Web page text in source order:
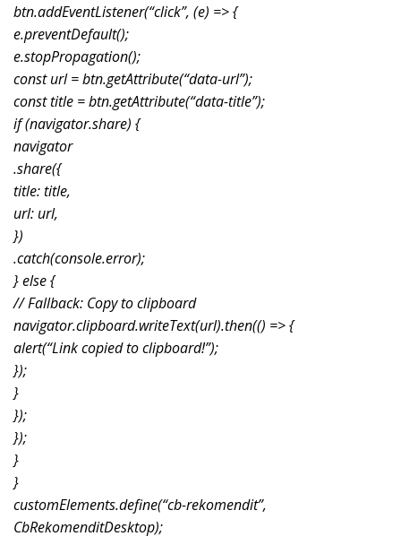
btn.addEventListener(“click”, (e) => {
e.preventDefault();
e.stopPropagation();
const url = btn.getAttribute(“data-url”);
const title = btn.getAttribute(“data-title”);
if (navigator.share) {
navigator
.share({
title: title,
url: url,
})
.catch(console.error);
} else {
// Fallback: Copy to clipboard
navigator.clipboard.writeText(url).then(() => {
alert(“Link copied to clipboard!”);
});
}
});
});
}
}
customElements.define(“cb-rekomendit”,
CbRekomenditDesktop);